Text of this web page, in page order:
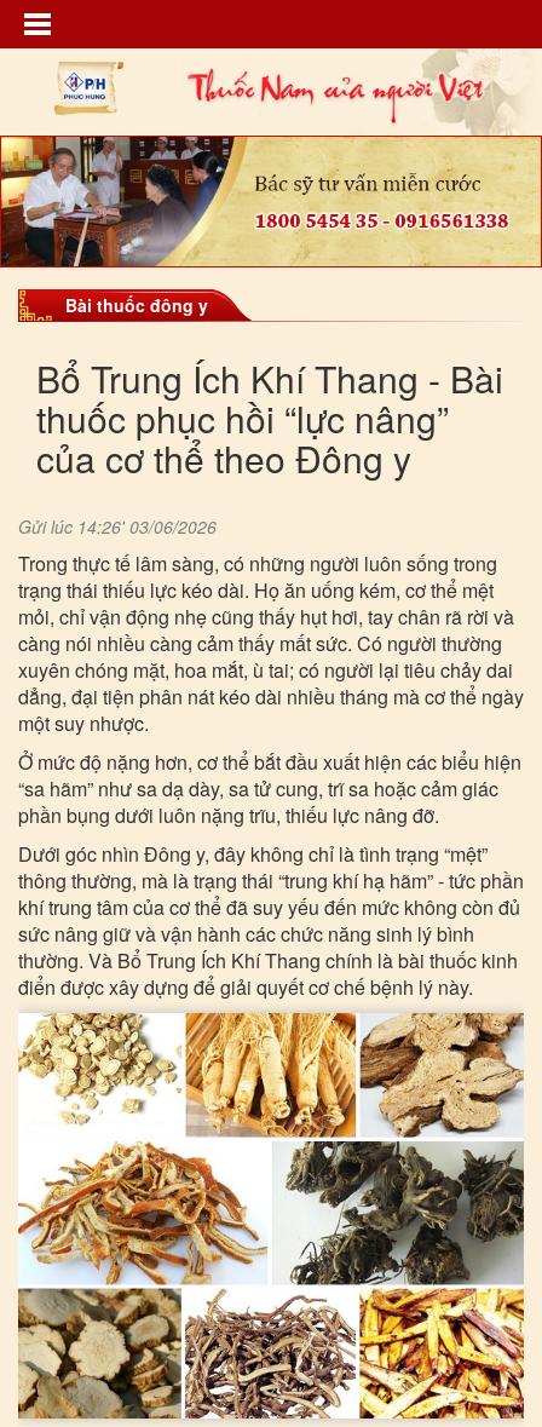
Bài thuốc đông y
Bổ Trung Ích Khí Thang - Bài
thuốc phục hồi “lực nâng”
của cơ thể theo Đông y
Gửi lúc 14:26' 03/06/2026
Trong thực tế lâm sàng, có những người luôn sống trong
trạng thái thiếu lực kéo dài. Họ ăn uống kém, cơ thể mệt
mỏi, chỉ vận động nhẹ cũng thấy hụt hơi, tay chân rã rời và
càng nói nhiều càng cảm thấy mất sức. Có người thường
xuyên chóng mặt, hoa mắt, ù tai; có người lại tiêu chảy dai
dẳng, đại tiện phân nát kéo dài nhiều tháng mà cơ thể ngày
một suy nhược.
Ở mức độ nặng hơn, cơ thể bắt đầu xuất hiện các biểu hiện
“sa hãm” như sa dạ dày, sa tử cung, trĩ sa hoặc cảm giác
phần bụng dưới luôn nặng trĩu, thiếu lực nâng đỡ.
Dưới góc nhìn Đông y, đây không chỉ là tình trạng “mệt”
thông thường, mà là trạng thái “trung khí hạ hãm” - tức phần
khí trung tâm của cơ thể đã suy yếu đến mức không còn đủ
sức nâng giữ và vận hành các chức năng sinh lý bình
thường. Và Bổ Trung Ích Khí Thang chính là bài thuốc kinh
điển được xây dựng để giải quyết cơ chế bệnh lý này.